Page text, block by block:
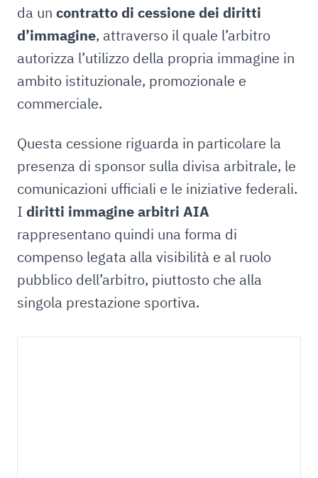
da un contratto di cessione dei diritti
d’immagine, attraverso il quale l’arbitro
autorizza l’utilizzo della propria immagine in
ambito istituzionale, promozionale e
commerciale.
Questa cessione riguarda in particolare la
presenza di sponsor sulla divisa arbitrale, le
comunicazioni ufficiali e le iniziative federali.
I diritti immagine arbitri AIA
rappresentano quindi una forma di
compenso legata alla visibilità e al ruolo
pubblico dell’arbitro, piuttosto che alla
singola prestazione sportiva.